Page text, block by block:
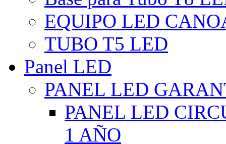
EQUIPO LED
TUBO T5 LED
Panel LED
PANEL LED
PANEL LED
1 AÑO